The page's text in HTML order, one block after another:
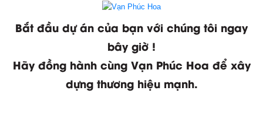
Bắt đầu dự án của bạn với chúng tôi ngay
bây giờ !
Hãy đồng hành cùng Vạn Phúc Hoa để xây
dựng thương hiệu mạnh.